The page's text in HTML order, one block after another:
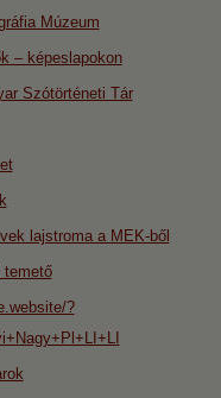
Múzeum
– képeslapokon
Szótörténeti Tár
lajstroma a MEK-ből
temető
?